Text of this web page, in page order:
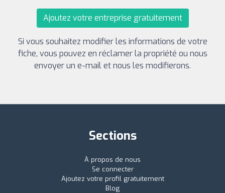
Ajoutez votre entreprise gratuitement
Si vous souhaitez modifier les informations de votre
fiche, vous pouvez en réclamer la propriété ou nous
envoyer un e-mail et nous les modifierons.
Sections
À propos de nous
Se connecter
Ajoutez votre profil gratuitement
Blog